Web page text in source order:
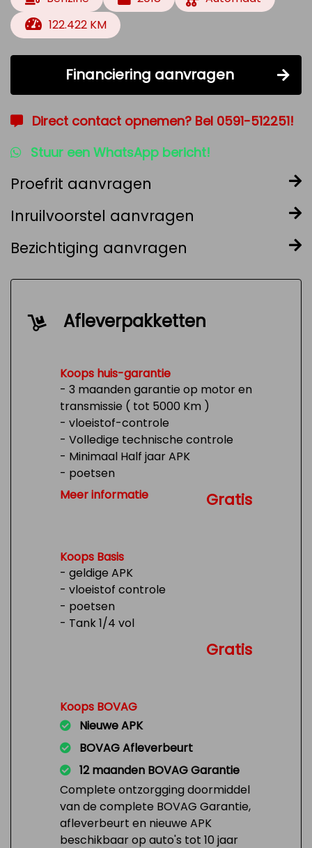
122.422 KM
Financiering aanvragen
Direct contact opnemen? Bel 0591-512251!
Stuur een WhatsApp bericht!
Proefrit aanvragen
Inruilvoorstel aanvragen
Bezichtiging aanvragen
Afleverpakketten
Koops huis-garantie
- 3 maanden garantie op motor en
transmissie ( tot 5000 Km )
- vloeistof-controle
- Volledige technische controle
- Minimaal Half jaar APK
- poetsen
- Tank 1/4 vol
Meer informatie Gratis
Koops Basis
- geldige APK
- vloeistof controle
- poetsen
- Tank 1/4 vol
Gratis
Koops BOVAG
Nieuwe APK
BOVAG Afleverbeurt
12 maanden BOVAG Garantie
Complete ontzorgging doormiddel
van de complete BOVAG Garantie,
afleverbeurt en nieuwe APK
beschikbaar op auto's tot 10 jaar